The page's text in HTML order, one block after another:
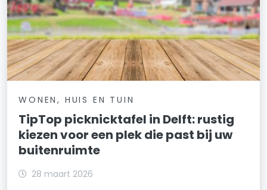
WONEN, HUIS EN TUIN
TipTop picknicktafel in Delft: rustig
kiezen voor een plek die past bij uw
buitenruimte
28 maart 2026